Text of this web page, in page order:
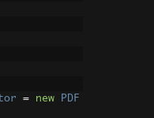
= new
PDF